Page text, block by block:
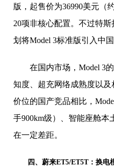
版，起售价为36990美元（
20项非核心配置。不过特
划将Model 3标准版引入中国
在国内市场，Model 3
知度、超充网络成熟度以
价位的国产竞品相比，
手900km级）、智能座舱
在一定差距。
四、蔚来ET5/ET5T：换电